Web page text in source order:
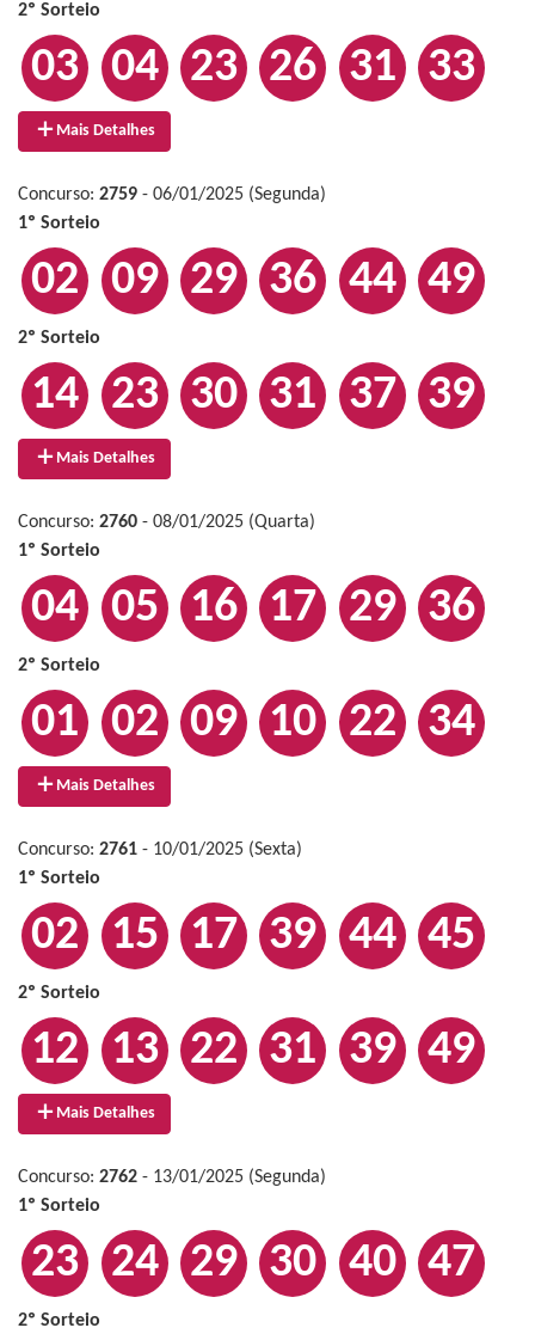
2º Sorteio
03 04 23 26 31 33
Mais Detalhes
Concurso: 2759 - 06/01/2025 (Segunda)
1º Sorteio
02 09 29 36 44 49
2º Sorteio
14 23 30 31 37 39
Mais Detalhes
Concurso: 2760 - 08/01/2025 (Quarta)
1º Sorteio
04 05 16 17 29 36
2º Sorteio
01 02 09 10 22 34
Mais Detalhes
Concurso: 2761 - 10/01/2025 (Sexta)
1º Sorteio
02 15 17 39 44 45
2º Sorteio
12 13 22 31 39 49
Mais Detalhes
Concurso: 2762 - 13/01/2025 (Segunda)
1º Sorteio
23 24 29 30 40 47
2º Sorteio